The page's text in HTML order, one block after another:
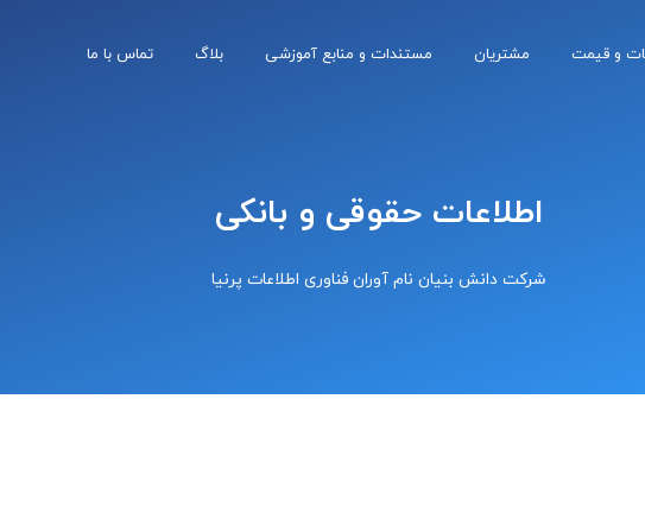
و قیمت مشتریان مستندات و منابع آموزشی بلاگ تماس با ما
اطلاعات حقوقی و بانکی
شرکت دانش بنیان نام آوران فناوری اطلاعات پرنیا